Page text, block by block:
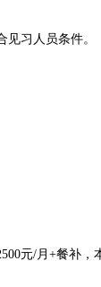
习人员条件。
元/月+餐补，